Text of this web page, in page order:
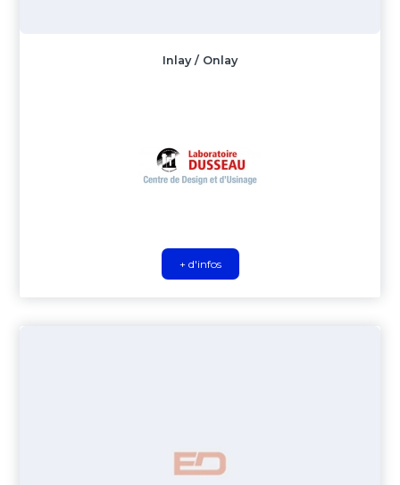
Inlay / Onlay
+ d'infos